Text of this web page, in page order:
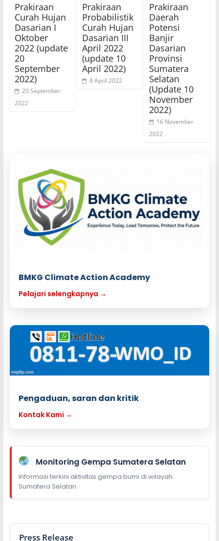
Prakiraan
Curah Hujan
Dasarian I
Oktober
2022 (update
20
September
2022)
20 September
2022
Prakiraan
Probabilistik
Curah Hujan
Dasarian III
April 2022
(update 10
April 2022)
8 April 2022
Prakiraan
Daerah
Potensi
Banjir
Dasarian
Provinsi
Sumatera
Selatan
(Update 10
November
2022)
16 November
2022
BMKG Climate Action Academy
Pelajari selengkapnya →
Pengaduan, saran dan kritik
Kontak Kami →
Monitoring Gempa Sumatera Selatan
Informasi terkini aktivitas gempa bumi di wilayah
Sumatera Selatan.
Press Release